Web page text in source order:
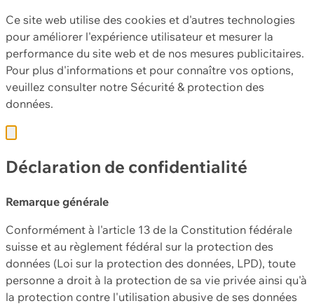
Ce site web utilise des cookies et d'autres technologies
pour améliorer l'expérience utilisateur et mesurer la
performance du site web et de nos mesures publicitaires.
Pour plus d'informations et pour connaître vos options,
veuillez consulter notre Sécurité & protection des
données.
Déclaration de confidentialité
Remarque générale
Conformément à l'article 13 de la Constitution fédérale
suisse et au règlement fédéral sur la protection des
données (Loi sur la protection des données, LPD), toute
personne a droit à la protection de sa vie privée ainsi qu'à
la protection contre l'utilisation abusive de ses données